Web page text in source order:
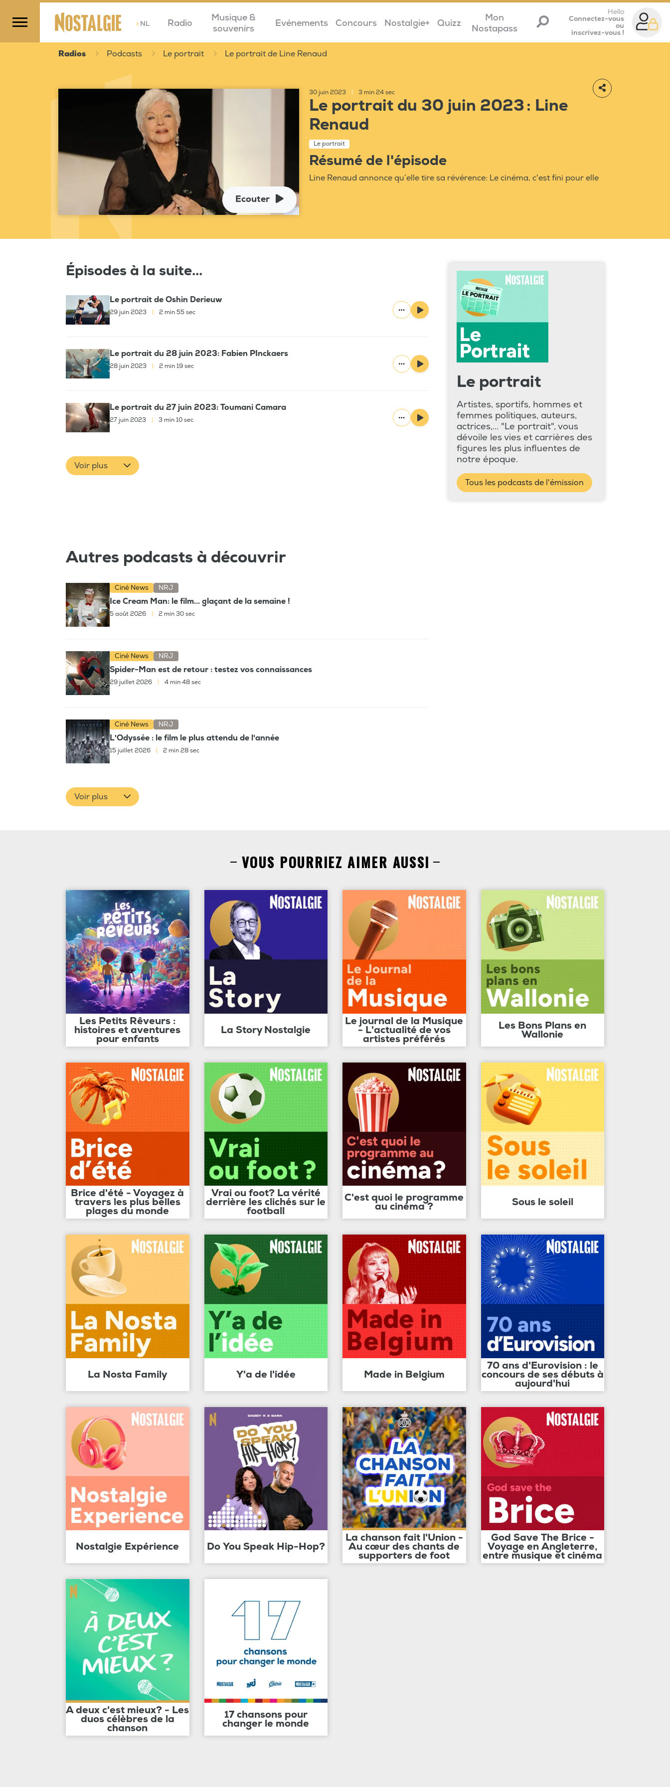
>NL Radio
Musique &
souvenirs
Evénements Concours Nostalgie+ Quizz
Mon
Nostapass
Hello
Connectez-vous
ou
inscrivez-vous !
Radios Podcasts Le portrait Le portrait de Line Renaud
Ecouter
30 juin 2023 3 min 24 sec
Le portrait du 30 juin 2023 : Line
Renaud
Le portrait
Résumé de l'épisode
Line Renaud annonce qu’elle tire sa révérence: Le cinéma, c'est fini pour elle
Épisodes à la suite...
Le portrait de Oshin Derieuw
29 juin 2023 2 min 55 sec
Le portrait du 28 juin 2023: Fabien PInckaers
28 juin 2023 2 min 19 sec
Le portrait du 27 juin 2023: Toumani Camara
27 juin 2023 3 min 10 sec
Voir plus
Le portrait
Artistes, sportifs, hommes et
femmes politiques, auteurs,
actrices,... "Le portrait", vous
dévoile les vies et carrières des
figures les plus influentes de
notre époque.
Tous les podcasts de l'émission
Autres podcasts à découvrir
Ciné News NRJ
Ice Cream Man: le film... glaçant de la semaine !
5 août 2026 2 min 30 sec
Ciné News NRJ
Spider-Man est de retour : testez vos connaissances
29 juillet 2026 4 min 48 sec
Ciné News NRJ
L'Odyssée : le film le plus attendu de l'année
15 juillet 2026 2 min 28 sec
Voir plus
VOUS POURRIEZ AIMER AUSSI
Les Petits Rêveurs :
histoires et aventures
pour enfants
La Story Nostalgie
Le journal de la Musique
- L'actualité de vos
artistes préférés
Les Bons Plans en
Wallonie
Brice d'été - Voyagez à
travers les plus belles
plages du monde
Vrai ou foot? La vérité
derrière les clichés sur le
football
C'est quoi le programme
au cinéma ? Sous le soleil
La Nosta Family Y'a de l'idée Made in Belgium
70 ans d'Eurovision : le
concours de ses débuts à
aujourd'hui
Nostalgie Expérience Do You Speak Hip-Hop?
La chanson fait l'Union -
Au cœur des chants de
supporters de foot
God Save The Brice -
Voyage en Angleterre,
entre musique et cinéma
A deux c'est mieux? - Les
duos célèbres de la
chanson
17 chansons pour
changer le monde